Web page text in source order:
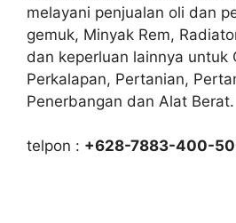
melayani penjualan oli dan
gemuk, Minyak Rem,
dan keperluan lainnya untuk
Perkalapan, Pertanian,
Penerbangan dan Alat Berat.
telpon : +628-7883-400-